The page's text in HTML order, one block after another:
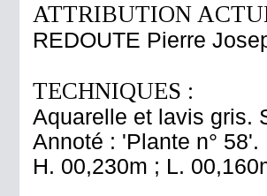
ATTRIBUTION
REDOUTE Pierre
TECHNIQUES :
Aquarelle et lavis gris.
Annoté : 'Plante n° 58'.
H. 00,230m ; L.